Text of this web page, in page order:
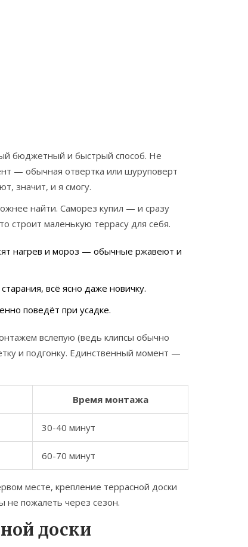
бюджетный и быстрый способ. Не
— обычная отвертка или шуруповерт
значит, и я смогу.
найти. Саморез купил — и сразу
строит маленькую террасу для себя.
нагрев и мороз — обычные ржавеют и
всё ясно даже новичку.
поведёт при усадке.
вслепую (ведь клипсы обычно
и подгонку. Единственный момент —
Время монтажа
30-40 минут
60-70 минут
месте, крепление террасной доски
не пожалеть через сезон.
доски